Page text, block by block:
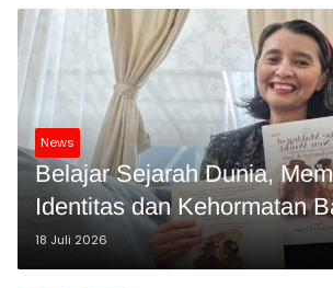
News
Belajar Sejarah Dunia,
Identitas dan Kehormatan
18 Juli 2026